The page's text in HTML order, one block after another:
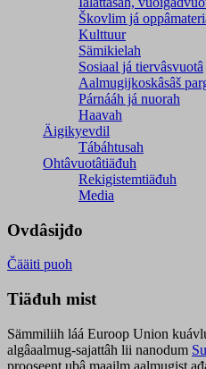
Škovlim já
Kulttuur
Sämikielah
Sosiaal já tiervâsvuotâ
Aalmugijkoskâsâš
Párnááh já nuorah
Haavah
Äigikyevdil
Tábáhtusah
Ohtâvuotâtiäđuh
Rekigistemtiäđuh
Media
Ovdâsijđo
Čääiti puoh
Tiäđuh mist
Sämmiliih láá Euroop Union
algâaalmug-sajattâh lii nanodum
prooseent ubâ maailm aalmugist